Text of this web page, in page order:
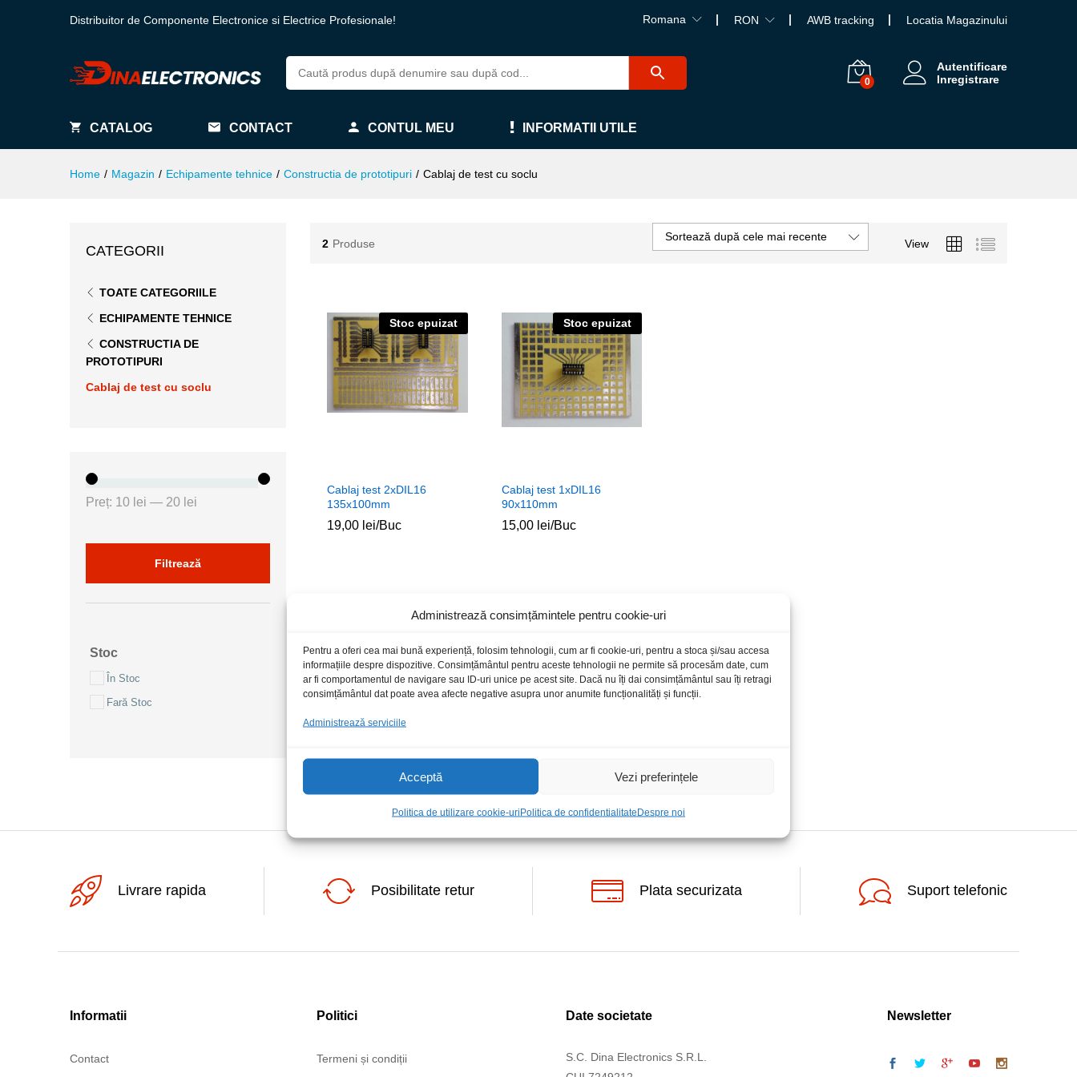
Administrează consimțămintele pentru cookie-uri
Pentru a oferi cea mai bună experiență, folosim tehnologii, cum ar fi cookie-uri, pentru a stoca și/sau accesa
informațiile despre dispozitive. Consimțământul pentru aceste tehnologii ne permite să procesăm date, cum
ar fi comportamentul de navigare sau ID-uri unice pe acest site. Dacă nu îți dai consimțământul sau îți retragi
consimțământul dat poate avea afecte negative asupra unor anumite funcționalități și funcții.
Administrează serviciile
Acceptă Vezi preferințele
Politica de utilizare cookie-uriPolitica de confidentialitateDespre noi
Distribuitor de Componente Electronice si Electrice Profesionale! Romana RON AWB tracking Locatia Magazinului
0
Autentificare
Inregistrare
CATALOG CONTACT CONTUL MEU INFORMATII UTILE
Home / Magazin / Echipamente tehnice / Constructia de prototipuri / Cablaj de test cu soclu
2 Produse View
Sortează după cele mai recente
Stoc epuizat
Cablaj test 2xDIL16
135x100mm
19,00 lei/Buc
19,00 lei
Stoc epuizat
Cablaj test 1xDIL16
90x110mm
15,00 lei/Buc
15,00 lei
CATEGORII
TOATE CATEGORIILE
ECHIPAMENTE TEHNICE
CONSTRUCTIA DE
PROTOTIPURI
Cablaj de test cu soclu
Filtrează
Preț: 10 lei — 20 lei
Stoc
În Stoc
Fară Stoc
Livrare rapida Posibilitate retur Plata securizata Suport telefonic
Informatii
Contact
Politici
Termeni și condiții
Date societate
S.C. Dina Electronics S.R.L.
Newsletter